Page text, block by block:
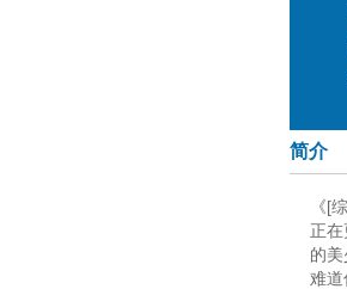
简介
《[
正
的
难道